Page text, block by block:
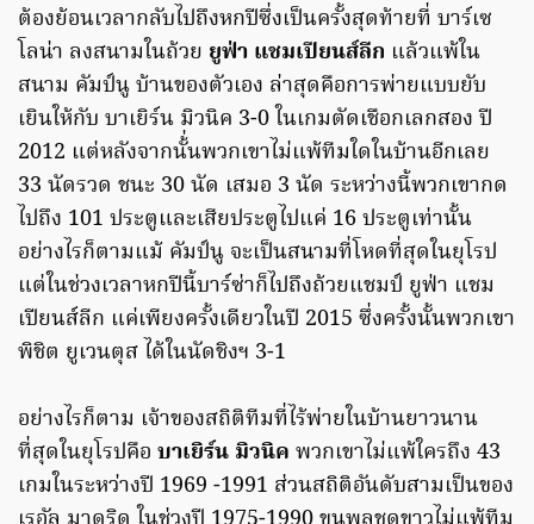
ต้องย้อนเวลากลับไปถึงหกปีซึ่งเป็นครั้งสุดท้ายที่ บาร์เซ
โลน่า ลงสนามในถ้วย ยูฟ่า แชมเปียนส์ลีก แล้วแพ้ใน
สนาม คัมป์นู บ้านของตัวเอง ล่าสุดคือการพ่ายแบบยับ
เยินให้กับ บาเยิร์น มิวนิค 3-0 ในเกมตัดเชือกเลกสอง ปี
2012 แต่หลังจากนั้่นพวกเขาไม่แพ้ทีมใดในบ้านอีกเลย
33 นัดรวด ชนะ 30 นัด เสมอ 3 นัด ระหว่างนี้พวกเขากด
ไปถึง 101 ประตูและเสียประตูไปแค่ 16 ประตูเท่านั้น
อย่างไรก็ตามแม้ คัมป์นู จะเป็นสนามที่โหดที่สุดในยุโรป
แต่ในช่วงเวลาหกปีนี้บาร์ซ่าก็ไปถึงถ้วยแชมป์ ยูฟ่า แชม
เปียนส์ลีก แค่เพียงครั้งเดียวในปี 2015 ซึ่งครั้งนั้นพวกเขา
พิชิต ยูเวนตุส ได้ในนัดชิงฯ 3-1
อย่างไรก็ตาม เจ้าของสถิติทีมที่ไร้พ่ายในบ้านยาวนาน
ที่สุดในยุโรปคือ บาเยิร์น มิวนิค พวกเขาไม่แพ้ใครถึง 43
เกมในระหว่างปี 1969 -1991 ส่วนสถิติอันดับสามเป็นของ